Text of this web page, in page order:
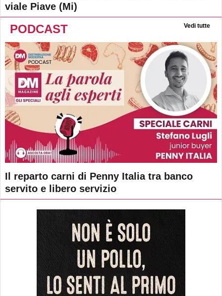
viale Piave (Mi)
PODCAST Vedi tutte
Il reparto carni di Penny Italia tra banco
servito e libero servizio